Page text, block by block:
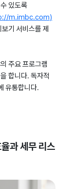
있도록
m.imbc.com)
기 서비스를 제
주요 프로그램
합니다. 독자적
유통합니다.
과 세무 리스